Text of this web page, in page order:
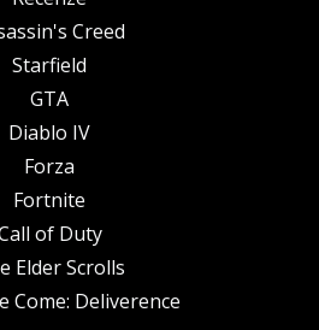
Creed
Starfield
GTA
Diablo IV
Forza
Fortnite
of Duty
Elder Scrolls
Come: Deliverence